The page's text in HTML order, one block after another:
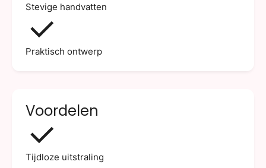
Stevige handvatten
Praktisch ontwerp
Voordelen
Tijdloze uitstraling